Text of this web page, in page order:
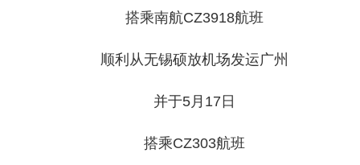
搭乘南航CZ3918航班
顺利从无锡硕放机场发运广州
并于5月17日
搭乘CZ303航班